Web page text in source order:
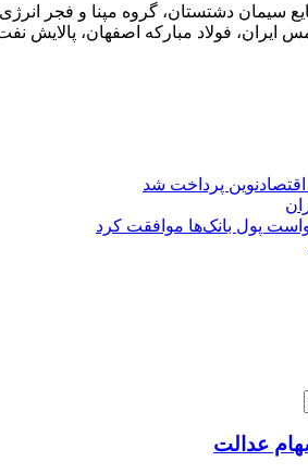
سیمان دشتستان، گروه مپنا و فجر
فولاد مبارکه اصفهان، پالایش
عدالت